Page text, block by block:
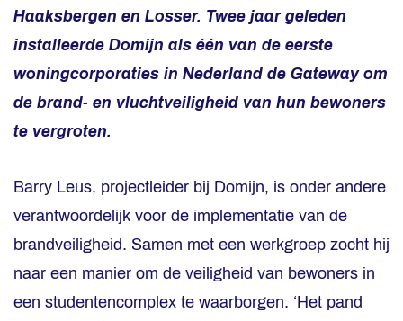
Haaksbergen en Losser. Twee jaar geleden
installeerde Domijn als één van de eerste
woningcorporaties in Nederland de Gateway om
de brand- en vluchtveiligheid van hun bewoners
te vergroten.
Barry Leus, projectleider bij Domijn, is onder andere
verantwoordelijk voor de implementatie van de
brandveiligheid. Samen met een werkgroep zocht hij
naar een manier om de veiligheid van bewoners in
een studentencomplex te waarborgen. ‘Het pand